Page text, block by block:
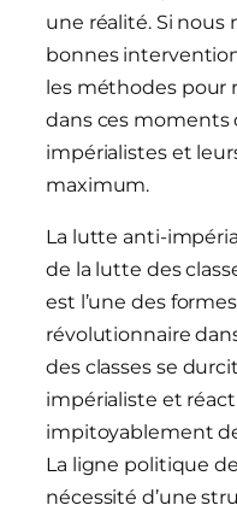
une réalité. Si nous
bonnes
les méthodes pour
dans ces moments
impérialistes et
maximum.
La lutte anti-
de la lutte des
est l’une des
révolutionnaire
des classes se
impérialiste et
impitoyablement
La ligne politique
nécessité d’une